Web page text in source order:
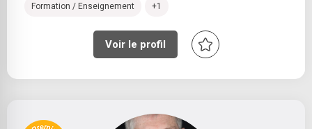
Formation / Enseignement +1
Voir le profil